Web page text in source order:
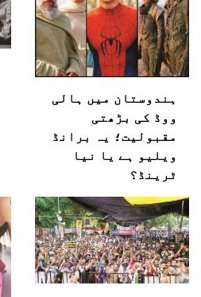
ہندوستان میں ہالی
ووڈ کی بڑھتی
مقبولیت؛ یہ برانڈ
ویلیو ہے یا نیا
ٹرینڈ؟